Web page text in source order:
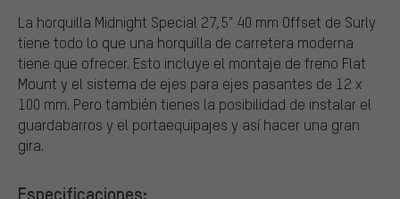
La horquilla Midnight Special 27,5" 40 mm Offset de Surly
tiene todo lo que una horquilla de carretera moderna
tiene que ofrecer. Esto incluye el montaje de freno Flat
Mount y el sistema de ejes para ejes pasantes de 12 x
100 mm. Pero también tienes la posibilidad de instalar el
guardabarros y el portaequipajes y así hacer una gran
gira.
Especificaciones: